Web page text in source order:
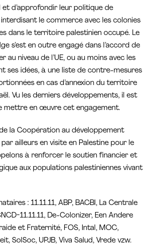
d’approfondir leur politique de
le commerce avec les colonies
dans le territoire palestinien occupé. Le
s’est en outre engagé dans l’accord de
au niveau de l’UE, ou au moins avec les
ses idées, à une liste de contre-mesures
en cas d’annexion du territoire
Vu les derniers développements, il est
mettre en œuvre cet engagement.
la Coopération au développement
ailleurs en visite en Palestine pour le
à renforcer le soutien financier et
aux populations palestiniennes vivant
: 11.11.11, ABP, BACBI, La Centrale
11.11.11, De-Colonizer, Een Andere
et Fraternité, FOS, Intal, MOC,
SolSoc, UPJB, Viva Salud, Vrede vzw.